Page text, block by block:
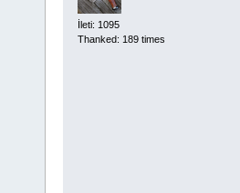
İleti: 1095
Thanked: 189 times